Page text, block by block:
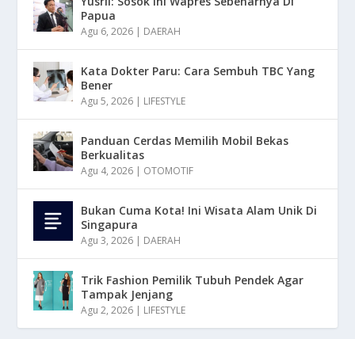
Papua
Agu 6, 2026 | DAERAH
Kata Dokter Paru: Cara Sembuh TBC Yang
Bener
Agu 5, 2026 | LIFESTYLE
Panduan Cerdas Memilih Mobil Bekas
Berkualitas
Agu 4, 2026 | OTOMOTIF
Bukan Cuma Kota! Ini Wisata Alam Unik Di
Singapura
Agu 3, 2026 | DAERAH
Trik Fashion Pemilik Tubuh Pendek Agar
Tampak Jenjang
Agu 2, 2026 | LIFESTYLE